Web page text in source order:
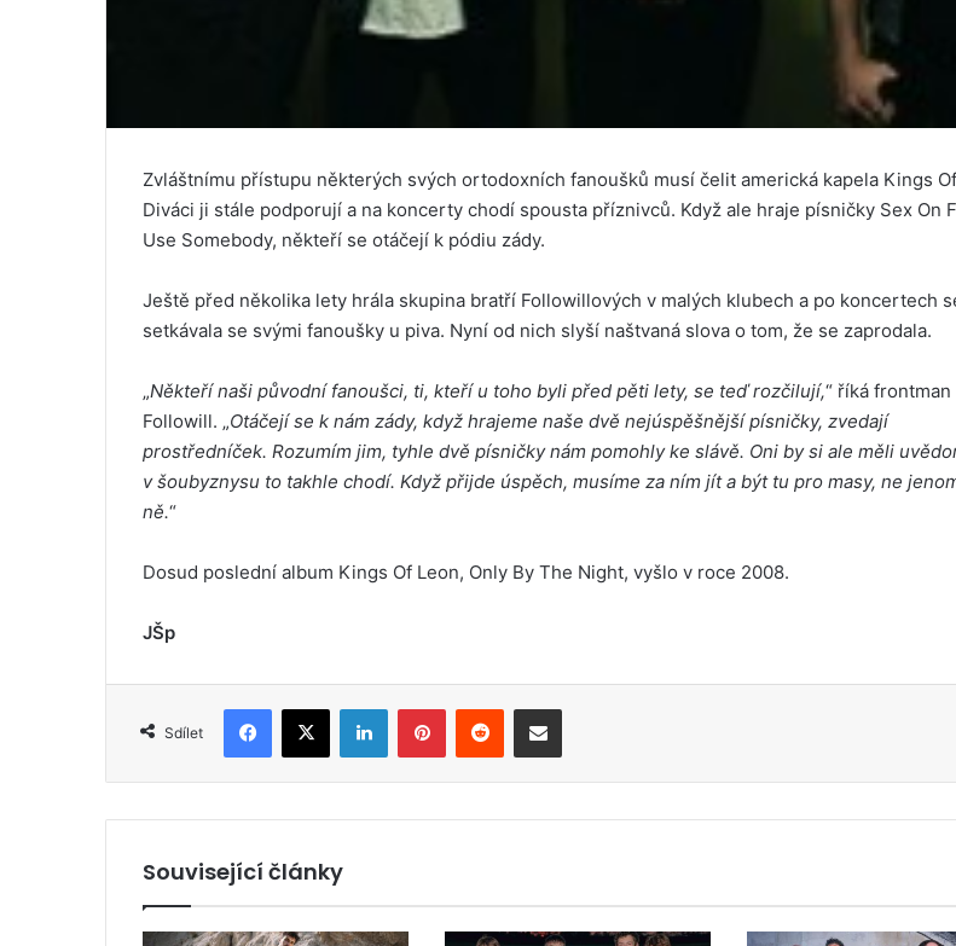
Zvláštnímu přístupu některých svých ortodoxních fanoušků musí čelit americká kapela Kings
Diváci ji stále podporují a na koncerty chodí spousta příznivců. Když ale hraje písničky Sex On
Use Somebody, někteří se otáčejí k pódiu zády.
Ještě před několika lety hrála skupina bratří Followillových v malých klubech a po koncertech
setkávala se svými fanoušky u piva. Nyní od nich slyší naštvaná slova o tom, že se zaprodala.
„Někteří naši původní fanoušci, ti, kteří u toho byli před pěti lety, se teď rozčilují,“ říká frontman
Followill. „Otáčejí se k nám zády, když hrajeme naše dvě nejúspěšnější písničky, zvedají
prostředníček. Rozumím jim, tyhle dvě písničky nám pomohly ke slávě. Oni by si ale měli
v šoubyznysu to takhle chodí. Když přijde úspěch, musíme za ním jít a být tu pro masy, ne
ně.“
Dosud poslední album Kings Of Leon, Only By The Night, vyšlo v roce 2008.
JŠp
Sdílet
Související články